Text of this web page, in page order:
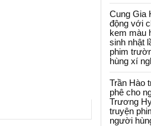
Cung Gia
động với
kem màu
sinh nhật
phim
hùng xí
Trần Hào
phê cho
Trương
truyện
người